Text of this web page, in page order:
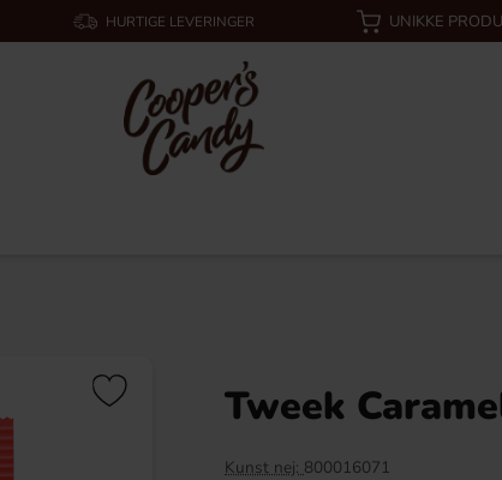
HURTIGE LEVERINGER UNIKKE
Tweek
Kunst nej: 800016071